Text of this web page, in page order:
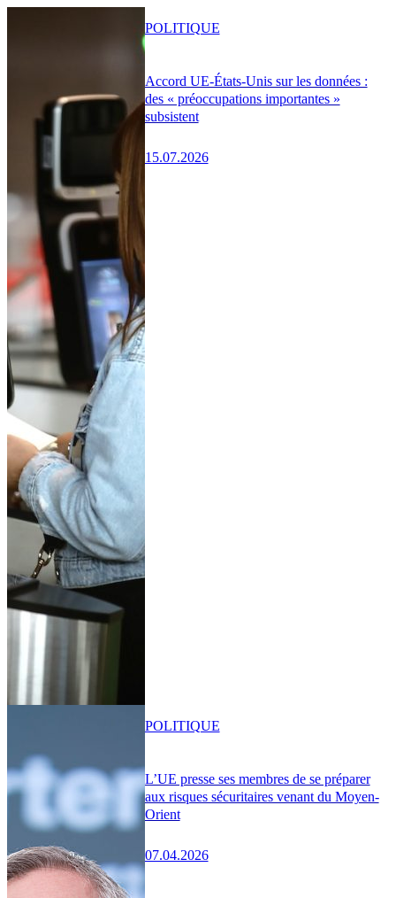
Accord UE-États-Unis sur les données :
des « préoccupations importantes »
subsistent
15.07.2026
POLITIQUE
L’UE presse ses membres de se préparer
aux risques sécuritaires venant du Moyen-
Orient
07.04.2026
POLITIQUE